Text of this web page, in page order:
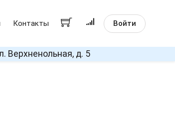
Контакты Войти
Верхненольная, д. 5